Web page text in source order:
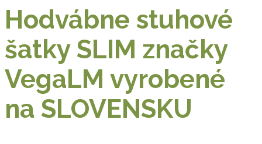
Hodvábne stuhové
šatky SLIM značky
VegaLM vyrobené
na SLOVENSKU